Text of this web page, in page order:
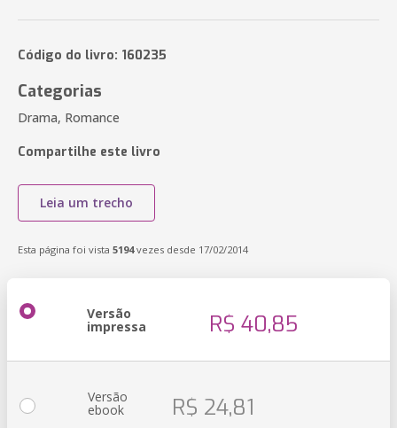
Código do livro: 160235
Categorias
Drama, Romance
Compartilhe este livro
Leia um trecho
Esta página foi vista 5194vezes desde 17/02/2014
Versão
impressa R$ 40,85
Versão
ebook R$ 24,81